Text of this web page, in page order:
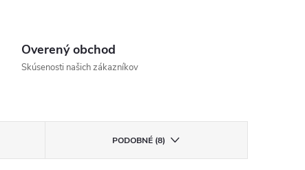
Overený obchod
Skúsenosti našich zákazníkov
PODOBNÉ (8)